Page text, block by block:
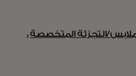
التجزئة المتخصصة،